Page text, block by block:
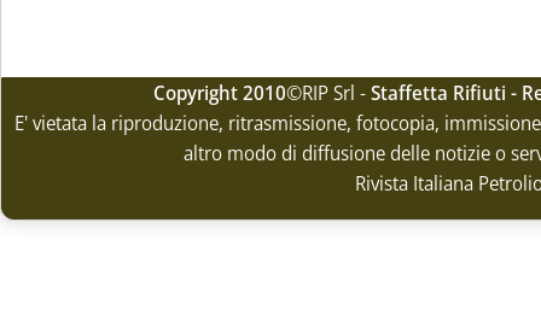
Copyright 2010©RIP Srl -Staffetta Rifiuti -
E' vietata la riproduzione, ritrasmissione, fotocopia,
altro modo di diffusione delle notizie o
Rivista Italiana